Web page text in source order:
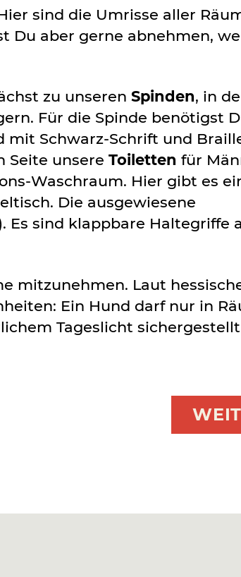
sind die Umrisse aller
Du aber gerne abnehmen,
zu unseren Spinden, in
Für die Spinde benötigst
mit Schwarz-Schrift und
Seite unsere Toiletten für
Waschraum. Hier gibt es
Die ausgewiesene
Es sind klappbare Haltegriffe
mitzunehmen. Laut
Ein Hund darf nur in
Tageslicht